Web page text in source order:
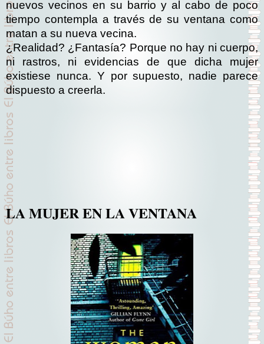
nuevos vecinos en su barrio y al cabo de poco
tiempo contempla a través de su ventana como
matan a su nueva vecina.
¿Realidad? ¿Fantasía? Porque no hay ni cuerpo,
ni rastros, ni evidencias de que dicha mujer
existiese nunca. Y por supuesto, nadie parece
dispuesto a creerla.
LA MUJER EN LA VENTANA